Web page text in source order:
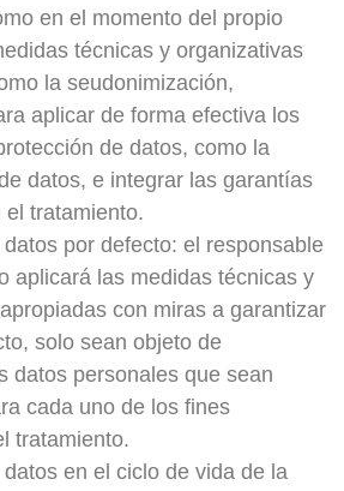
en el momento del propio
técnicas y organizativas
la seudonimización,
aplicar de forma efectiva los
de datos, como la
datos, e integrar las garantías
el tratamiento.
por defecto: el responsable
aplicará las medidas técnicas y
con miras a garantizar
solo sean objeto de
datos personales que sean
cada uno de los fines
tratamiento.
en el ciclo de vida de la